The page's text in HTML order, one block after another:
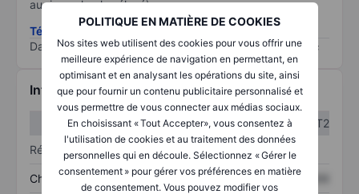
POLITIQUE EN MATIÈRE DE COOKIES
Nos sites web utilisent des cookies pour vous offrir une
meilleure expérience de navigation en permettant, en
optimisant et en analysant les opérations du site, ainsi
que pour fournir un contenu publicitaire personnalisé et
vous permettre de vous connecter aux médias sociaux.
En choisissant « Tout Accepter», vous consentez à
l'utilisation de cookies et au traitement des données
personnelles qui en découle. Sélectionnez « Gérer le
consentement » pour gérer vos préférences en matière
de consentement. Vous pouvez modifier vos
au risque le plus élevé).
Télécharger la méthodologie ESG (en anglais)
Data provided by
/
Informations financières
T1
T2
Résultats
Chiffre d’affaires XXXXXXX XXXXXXX